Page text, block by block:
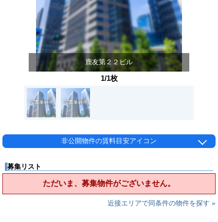
鹿友第２２ビル
1/1枚
非公開物件の賃料目安アイコン
募集リスト
ただいま、募集物件がございません。
近接エリアで同条件の物件を探す »